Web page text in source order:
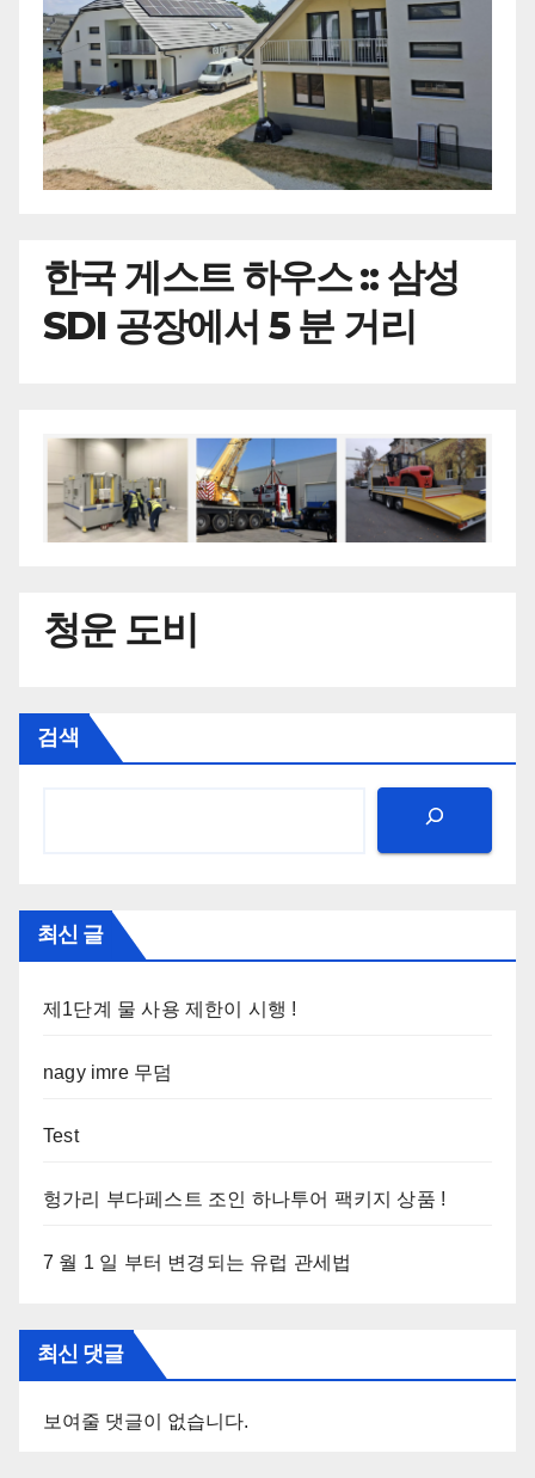
한국 게스트 하우스 :: 삼성
SDI 공장에서 5 분 거리
청운 도비
검색
최신 글
제1단계 물 사용 제한이 시행 !
nagy imre 무덤
Test
헝가리 부다페스트 조인 하나투어 팩키지 상품 !
7 월 1 일 부터 변경되는 유럽 관세법
최신 댓글
보여줄 댓글이 없습니다.